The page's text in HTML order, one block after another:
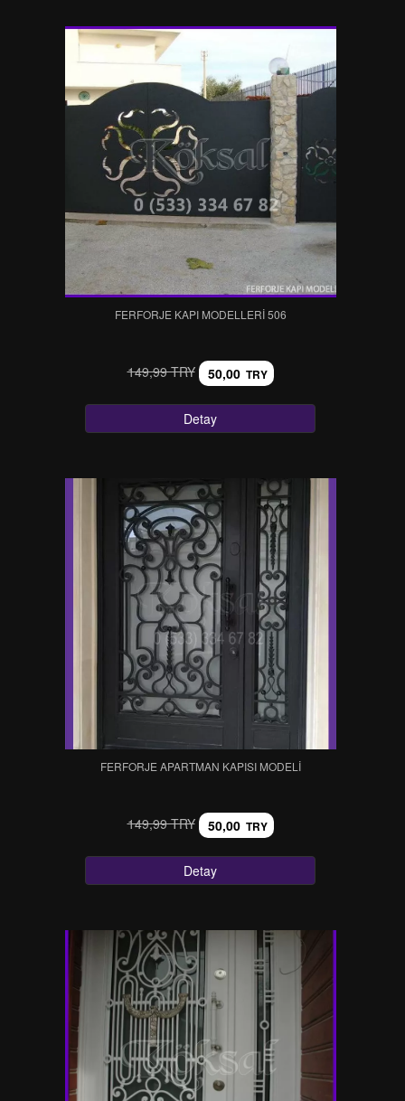
FERFORJE KAPI MODELLERI 506
149,99 TRY 50,00 TRY
Detay
FERFORJE APARTMAN KAPISI MODELI
149,99 TRY 50,00 TRY
Detay